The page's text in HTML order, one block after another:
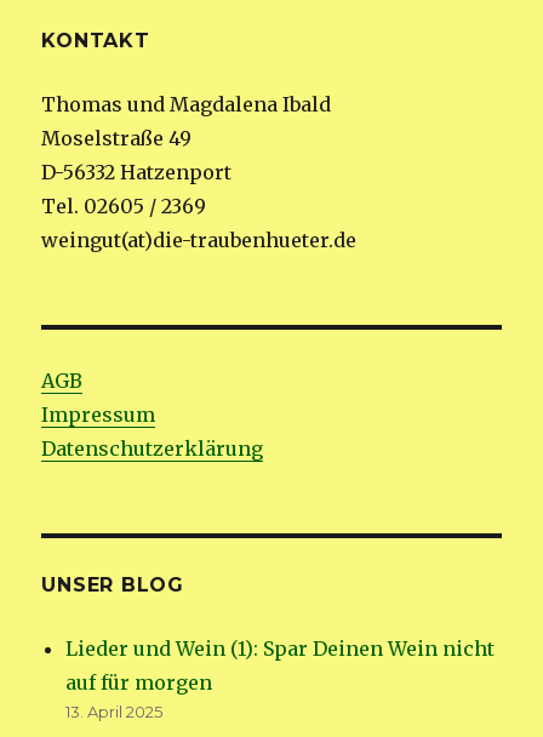
KONTAKT
Thomas und Magdalena Ibald
Moselstraße 49
D-56332 Hatzenport
Tel. 02605 / 2369
weingut(at)die-traubenhueter.de
AGB
Impressum
Datenschutzerklärung
UNSER BLOG
Lieder und Wein (1): Spar Deinen Wein nicht
auf für morgen
13. April 2025